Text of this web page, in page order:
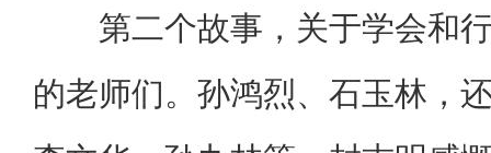
第二个故事，关于学会和
的老师们。孙鸿烈、石玉林，